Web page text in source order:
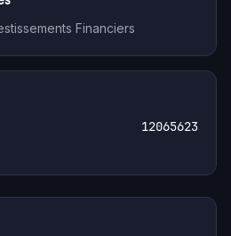
Financiers
12065623